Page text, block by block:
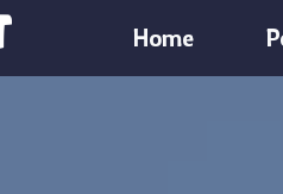
Home